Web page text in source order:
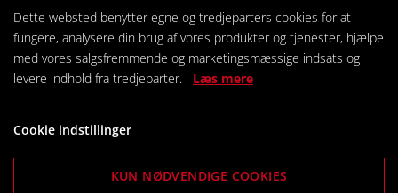
Dette websted benytter egne og tredjeparters cookies for at
fungere, analysere din brug af vores produkter og tjenester, hjælpe
med vores salgsfremmende og marketingsmæssige indsats og
levere indhold fra tredjeparter. Læs mere
Cookie indstillinger
KUN NØDVENDIGE COOKIES